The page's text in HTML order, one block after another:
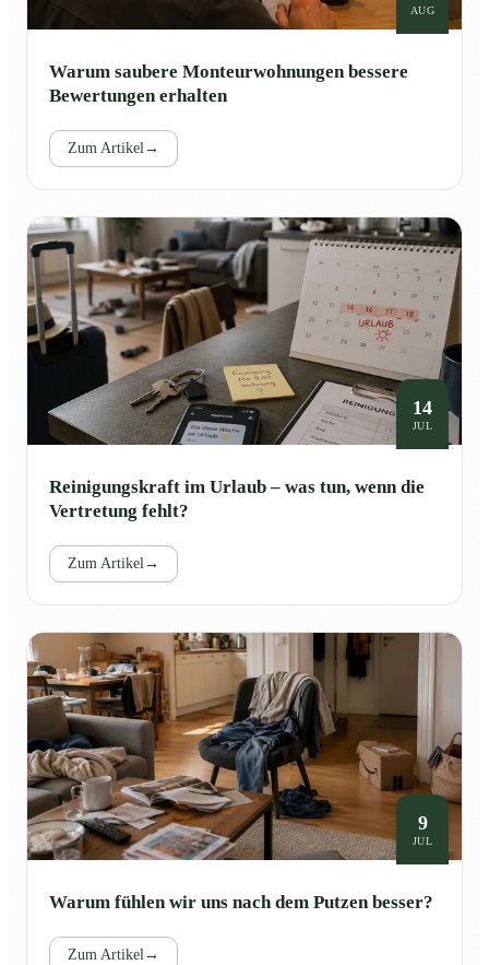
AUG
Warum saubere Monteurwohnungen bessere
Bewertungen erhalten
Zum Artikel→
14
JUL
Reinigungskraft im Urlaub – was tun, wenn die
Vertretung fehlt?
Zum Artikel→
9
JUL
Warum fühlen wir uns nach dem Putzen besser?
Zum Artikel→